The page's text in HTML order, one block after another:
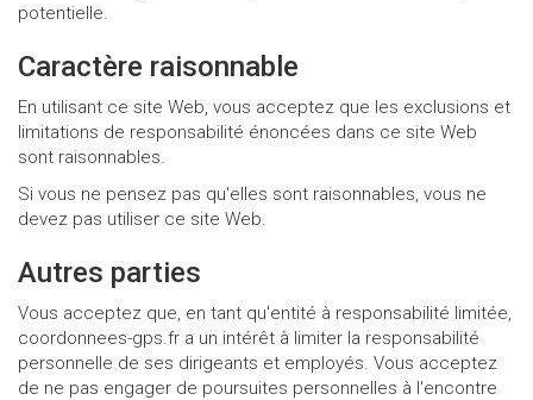
potentielle.
Caractère raisonnable
En utilisant ce site Web, vous acceptez que les exclusions et
limitations de responsabilité énoncées dans ce site Web
sont raisonnables.
Si vous ne pensez pas qu'elles sont raisonnables, vous ne
devez pas utiliser ce site Web.
Autres parties
Vous acceptez que, en tant qu'entité à responsabilité limitée,
coordonnees-gps.fr a un intérêt à limiter la responsabilité
personnelle de ses dirigeants et employés. Vous acceptez
de ne pas engager de poursuites personnelles à l'encontre